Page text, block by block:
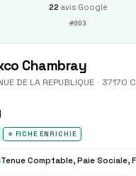
22 avis Google
#003
Chambray
DE LA REPUBLIQUE · 37170
⭐ FICHE ENRICHIE
Tenue Comptable, Paie Sociale,